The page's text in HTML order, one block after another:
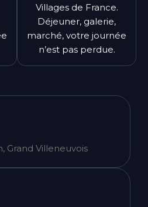
Villages de France.
Déjeuner, galerie,
marché, votre journée
n’est pas perdue.
Grand Villeneuvois